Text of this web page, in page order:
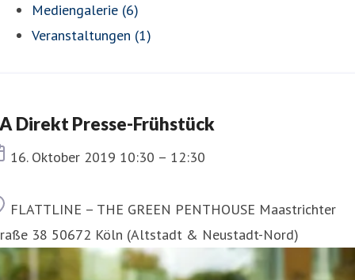
Mediengalerie (6)
Veranstaltungen (1)
Direkt Presse-Frühstück
Termin
16. Oktober 2019 10:30 – 12:30
Ort
FLATTLINE – THE GREEN PENTHOUSE Maastrichter
38 50672 Köln (Altstadt & Neustadt-Nord)